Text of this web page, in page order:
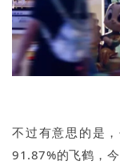
不过有意思的是
91.87%的飞鹤，